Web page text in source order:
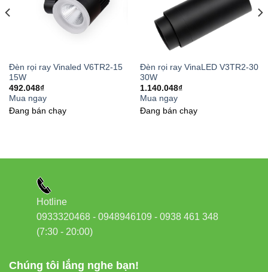
Đèn led pha Vinaled
External link (tự nhiên & đáng tin cậy):
Liên hệ & tư vấn kỹ thuật
Phone/Zalo:
Website:
Đèn led Vinaled
Đèn rọi ray Vinaled V6TR2-15
15W
492.048₫
Mua ngay
Đang bán chạy
Đèn rọi ray VinaLED V3TR2-30
30W
1.140.048₫
Mua ngay
Đang bán chạy
Chúng tôi lắng nghe bạn!
Hotline
0933320468 - 0948946109 - 0938 461 348
(7:30 - 20:00)